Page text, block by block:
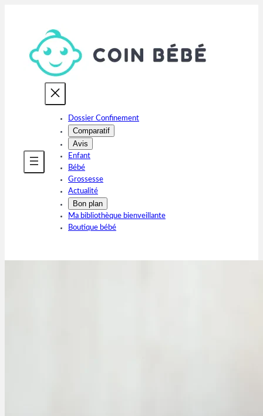
contenu
Dossier Confinement
Comparatif
Avis
Enfant
Bébé
Grossesse
Actualité
Bon plan
Ma bibliothèque bienveillante
Boutique bébé